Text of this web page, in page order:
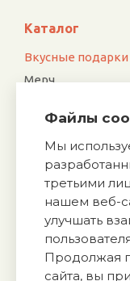
Каталог
Вкусные подарки
Мерч
Отдых и туризм
Для дома и офиса
Сувенирные
Подарки к
Спортивные
Ручки и
Промо
Файлы
Мы
третьими
нашем веб-
улучшать
Продолжая
сайта, вы